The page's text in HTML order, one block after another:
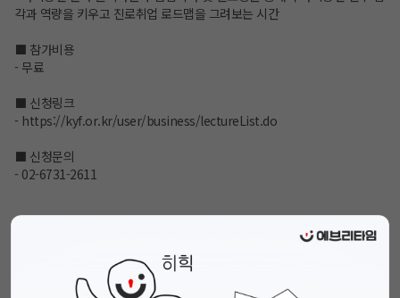
각과 역량을 키우고 진로취업 로드맵을 그려보는 시간
⬛ 참가비용
- 무료
⬛ 신청링크
- https://kyf.or.kr/user/business/lectureList.do
⬛ 신청문의
- 02-6731-2611
감사합니다 🥰